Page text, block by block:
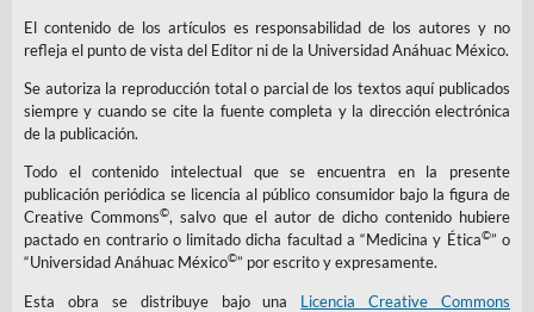
El contenido de los artículos es responsabilidad de los autores y no
refleja el punto de vista del Editor ni de la Universidad Anáhuac México.
Se autoriza la reproducción total o parcial de los textos aquí publicados
siempre y cuando se cite la fuente completa y la dirección electrónica
de la publicación.
Todo el contenido intelectual que se encuentra en la presente
publicación periódica se licencia al público consumidor bajo la figura de
Creative Commons©, salvo que el autor de dicho contenido hubiere
pactado en contrario o limitado dicha facultad a “Medicina y Ética©” o
“Universidad Anáhuac México©” por escrito y expresamente.
Esta obra se distribuye bajo una Licencia Creative Commons